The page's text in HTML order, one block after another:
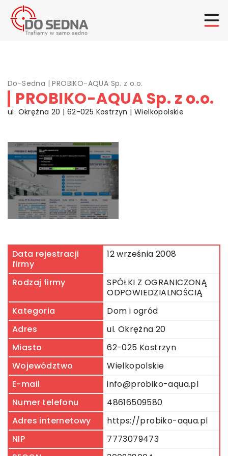
Do-Sedna |PROBIKO-AQUA Sp. z o.o.
PROBIKO-AQUA Sp. z o.o.
ul. Okrężna 20 | 62-025 Kostrzyn | Wielkopolskie
Data rejestracji
firmy
12 września 2008
Rodzaj firmy
SPÓŁKI Z OGRANICZONĄ
ODPOWIEDZIALNOŚCIĄ
Kategoria
Dom i ogród
Adres
ul. Okrężna 20
Miasto
62-025 Kostrzyn
Województwo
Wielkopolskie
E-mail
info@probiko-aqua.pl
Numer telefonu
48616509580
Adres internetowy
https://probiko-aqua.pl
NIP
7773079473